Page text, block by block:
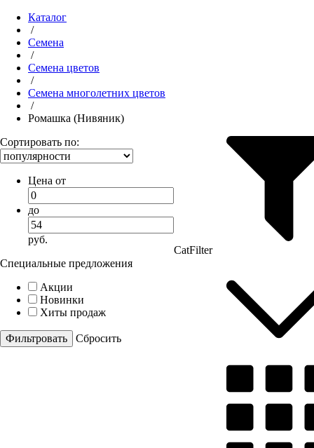
Каталог
/
Семена
/
Семена цветов
/
Семена многолетних цветов
/
Ромашка (Нивяник)
Сортировать по:
Цена от
до
руб.
Специальные предложения
Акции
Новинки
Хиты продаж
Cбросить
CatFilter